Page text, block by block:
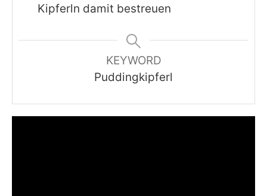
Kipferln damit bestreuen
KEYWORD
Puddingkipferl